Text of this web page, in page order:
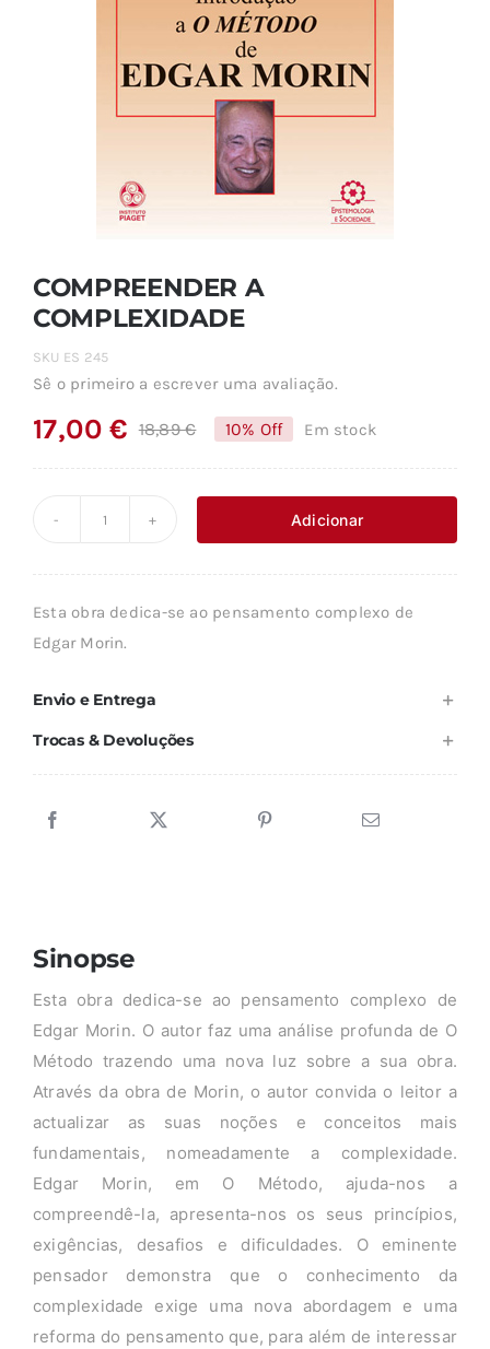
COMPREENDER A
COMPLEXIDADE
SKU ES 245
Sê o primeiro a escrever uma avaliação.
18,89€O
original
era:
17,00€
O
é:
10% Off Em stock
Adicionar
Esta obra dedica-se ao pensamento complexo de
Edgar Morin.
Envio e Entrega
Trocas & Devoluções
Sinopse
Esta obra dedica-se ao pensamento complexo de
Edgar Morin. O autor faz uma análise profunda de O
Método trazendo uma nova luz sobre a sua obra.
Através da obra de Morin, o autor convida o leitor a
actualizar as suas noções e conceitos mais
fundamentais, nomeadamente a complexidade.
Edgar Morin, em O Método, ajuda-nos a
compreendê-la, apresenta-nos os seus princípios,
exigências, desafios e dificuldades. O eminente
pensador demonstra que o conhecimento da
complexidade exige uma nova abordagem e uma
reforma do pensamento que, para além de interessar